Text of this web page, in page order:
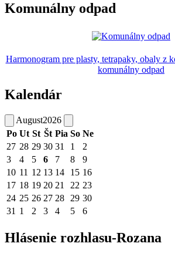
Komunálny odpad
Harmonogram pre plasty, tetrapaky, obaly z
komunálny odpad
Kalendár
August2026
Po Ut St Št Pia So Ne
27 28 29 30 31 1
2
3
4 5 6 7 8
9
10 11 12 13 14 15 16
17 18 19 20 21 22 23
24 25 26 27 28 29 30
31 1 2 3 4 5 6
Hlásenie rozhlasu-Rozana